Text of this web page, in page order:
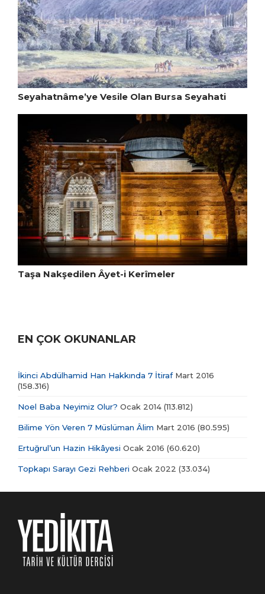
Seyahatnâme’ye Vesile Olan Bursa Seyahati
Taşa Nakşedilen Âyet-i Kerîmeler
EN ÇOK OKUNANLAR
İkinci Abdülhamid Han Hakkında 7 İtirafMart 2016
(158.316)
Noel Baba Neyimiz Olur? Ocak 2014 (113.812)
Bilime Yön Veren 7 Müslüman Âlim Mart 2016 (80.595)
Ertuğrul’un Hazin Hikâyesi Ocak 2016 (60.620)
Topkapı Sarayı Gezi Rehberi Ocak 2022 (33.034)